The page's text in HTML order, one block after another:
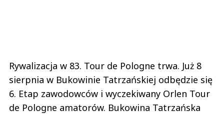
Rywalizacja w 83. Tour de Pologne trwa. Już 8
sierpnia w Bukowinie Tatrzańskiej odbędzie się
6. Etap zawodowców i wyczekiwany Orlen Tour
de Pologne amatorów. Bukowina Tatrzańska